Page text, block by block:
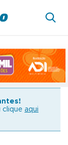
clique aqui